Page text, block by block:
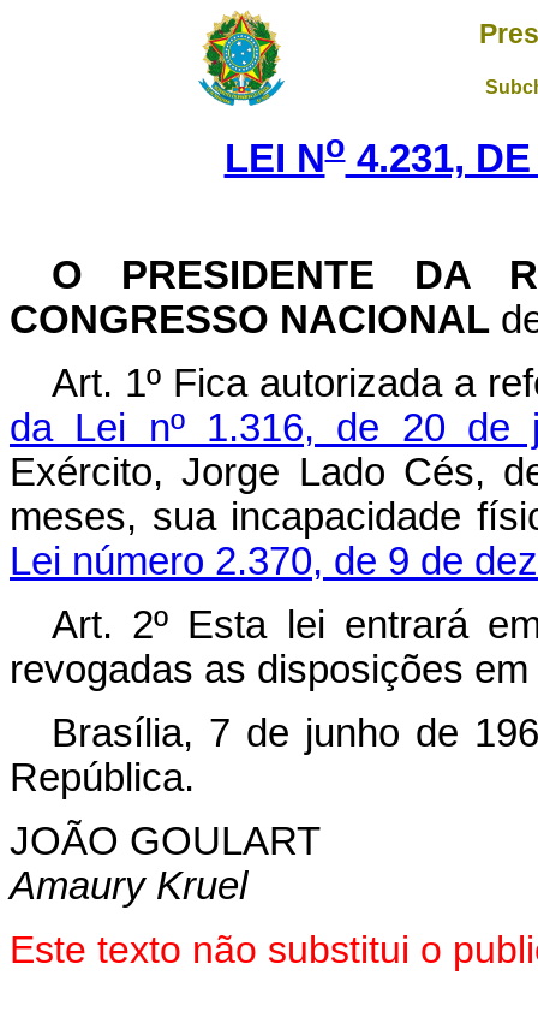
LEI No4.231, DE
O PRESIDENTE DA
CONGRESSO NACIONAL
Art. 1º Fica autorizada a
da Lei nº 1.316, de 20 de
Exército, Jorge Lado Cés,
meses, sua incapacidade
Lei número 2.370, de 9 de
Art. 2º Esta lei entrará
revogadas as disposições
Brasília, 7 de junho de
República.
JOÃO GOULART
Amaury Kruel
Este texto não substitui o